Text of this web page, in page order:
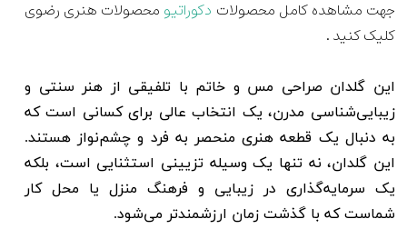
جهت مشاهده کامل محصولات دکوراتیو محصولات هنری رضوی
کلیک کنید .
این گلدان صراحی مس و خاتم با تلفیقی از هنر سنتی و
زیبایی‌شناسی مدرن، یک انتخاب عالی برای کسانی است که
به دنبال یک قطعه هنری منحصر به فرد و چشم‌نواز هستند.
این گلدان، نه تنها یک وسیله تزیینی استثنایی است، بلکه
یک سرمایه‌گذاری در زیبایی و فرهنگ منزل یا محل کار
شماست که با گذشت زمان ارزشمندتر می‌شود.